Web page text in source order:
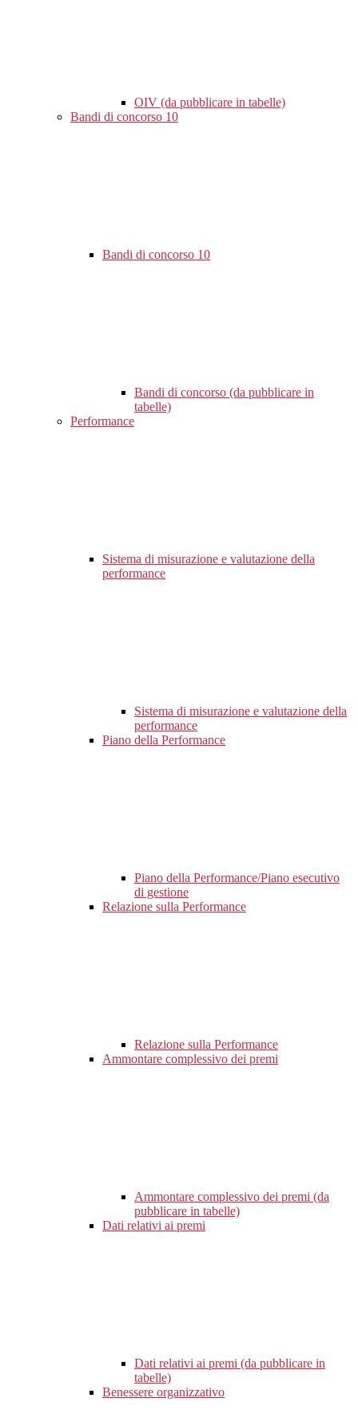
OIV (da pubblicare in tabelle)
Bandi di concorso 10
Bandi di concorso 10
Bandi di concorso (da pubblicare in
tabelle)
Performance
Sistema di misurazione e valutazione della
performance
Sistema di misurazione e valutazione della
performance
Piano della Performance
Piano della Performance/Piano esecutivo
di gestione
Relazione sulla Performance
Relazione sulla Performance
Ammontare complessivo dei premi
Ammontare complessivo dei premi (da
pubblicare in tabelle)
Dati relativi ai premi
Dati relativi ai premi (da pubblicare in
tabelle)
Benessere organizzativo